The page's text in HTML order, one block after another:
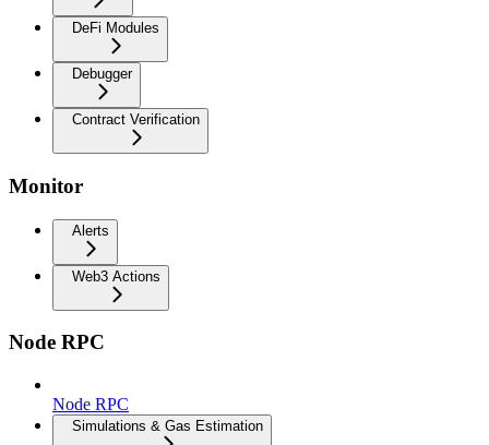
DeFi Modules
Debugger
Contract Verification
Monitor
Alerts
Web3 Actions
Node RPC
Node RPC
Simulations & Gas Estimation